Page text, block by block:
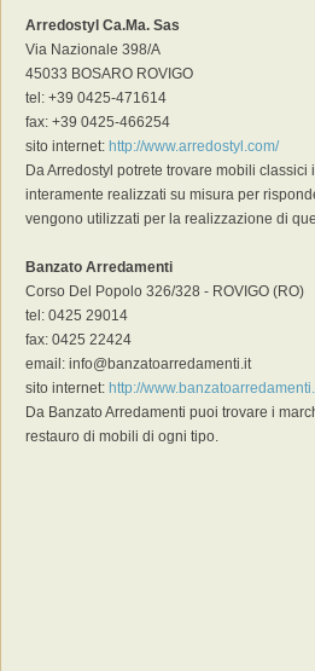
Arredostyl Ca.Ma. Sas
Via Nazionale 398/A
45033 BOSARO ROVIGO
tel: +39 0425-471614
fax: +39 0425-466254
sito internet: http://www.arredostyl.com/
Da Arredostyl potrete trovare mobili
interamente realizzati su misura per
vengono utilizzati per la realizzazione di
Banzato Arredamenti
Corso Del Popolo 326/328 - ROVIGO (RO)
tel: 0425 29014
fax: 0425 22424
email: info@banzatoarredamenti.it
sito internet: http://
Da Banzato Arredamenti puoi trovare i
restauro di mobili di ogni tipo.